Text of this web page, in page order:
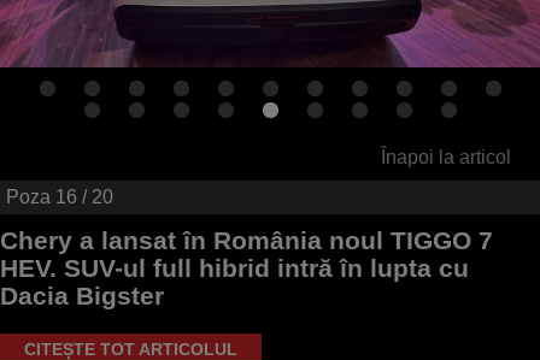
Înapoi la articol
Poza 16 / 20
Chery a lansat în România noul TIGGO 7
HEV. SUV-ul full hibrid intră în lupta cu
Dacia Bigster
CITEȘTE TOT ARTICOLUL